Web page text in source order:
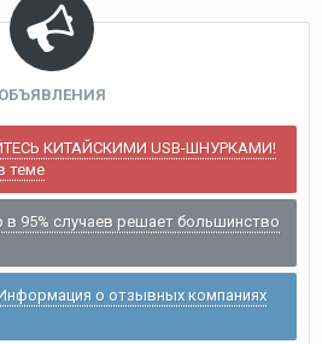
ОБЪЯВЛЕНИЯ
КИТАЙСКИМИ USB-ШНУРКАМИ!
теме
95% случаев решает большинство
о отзывных компаниях